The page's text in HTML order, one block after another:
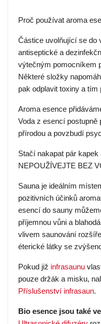
Proč používat aroma
Částice uvolňující se do
antiseptické a
výtečným pomocníkem
Některé složky
pak odplavit toxiny a
Aroma esence
Voda z esencí
přírodou a povzbudí
Stačí nakapat pár
NEPOUŽÍVEJTE BEZ
Sauna je ideálním
pozitivních účinků
esencí do sauny
příjemnou vůni a
vlivem saunování
éterické látky se
Pokud již infrasaunu
pouze držák a misku,
Příslušenství infrasaun.
Bio esence jsou také